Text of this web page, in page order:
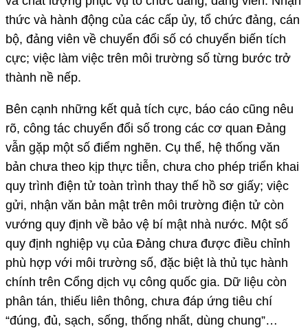
thức và hành động của các cấp ủy, tổ chức đảng, cán
bộ, đảng viên về chuyển đổi số có chuyển biến tích
cực; việc làm việc trên môi trường số từng bước trở
thành nề nếp.
Bên cạnh những kết quả tích cực, báo cáo cũng nêu
rõ, công tác chuyển đổi số trong các cơ quan Đảng
vẫn gặp một số điểm nghẽn. Cụ thể, hệ thống văn
bản chưa theo kịp thực tiễn, chưa cho phép triển khai
quy trình điện tử toàn trình thay thế hồ sơ giấy; việc
gửi, nhận văn bản mật trên môi trường điện tử còn
vướng quy định về bảo vệ bí mật nhà nước. Một số
quy định nghiệp vụ của Đảng chưa được điều chỉnh
phù hợp với môi trường số, đặc biệt là thủ tục hành
chính trên Cổng dịch vụ công quốc gia. Dữ liệu còn
phân tán, thiếu liên thông, chưa đáp ứng tiêu chí
“đúng, đủ, sạch, sống, thống nhất, dùng chung”…